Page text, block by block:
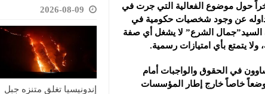
2026-08-09
إندونيسيا تغلق متنزه جبل
حول موضوع الفعالية التي جرت في
عن وجود شخصيات حكومية في
السيد”جمال الشرع” لا يشغل أي صفة
يتمتع بأي امتيازات رسمية.
في الحقوق والواجبات أمام
خاصاً خارج إطار المؤسسات